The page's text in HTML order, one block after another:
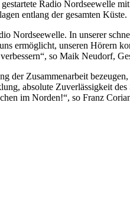
Radio
entlang der gesamten Küste.
In unserer
ermöglicht, unseren Hörern
so Maik Neudorf,
der Zusammenarbeit
absolute Zuverlässigkeit
im Norden!“, so Franz